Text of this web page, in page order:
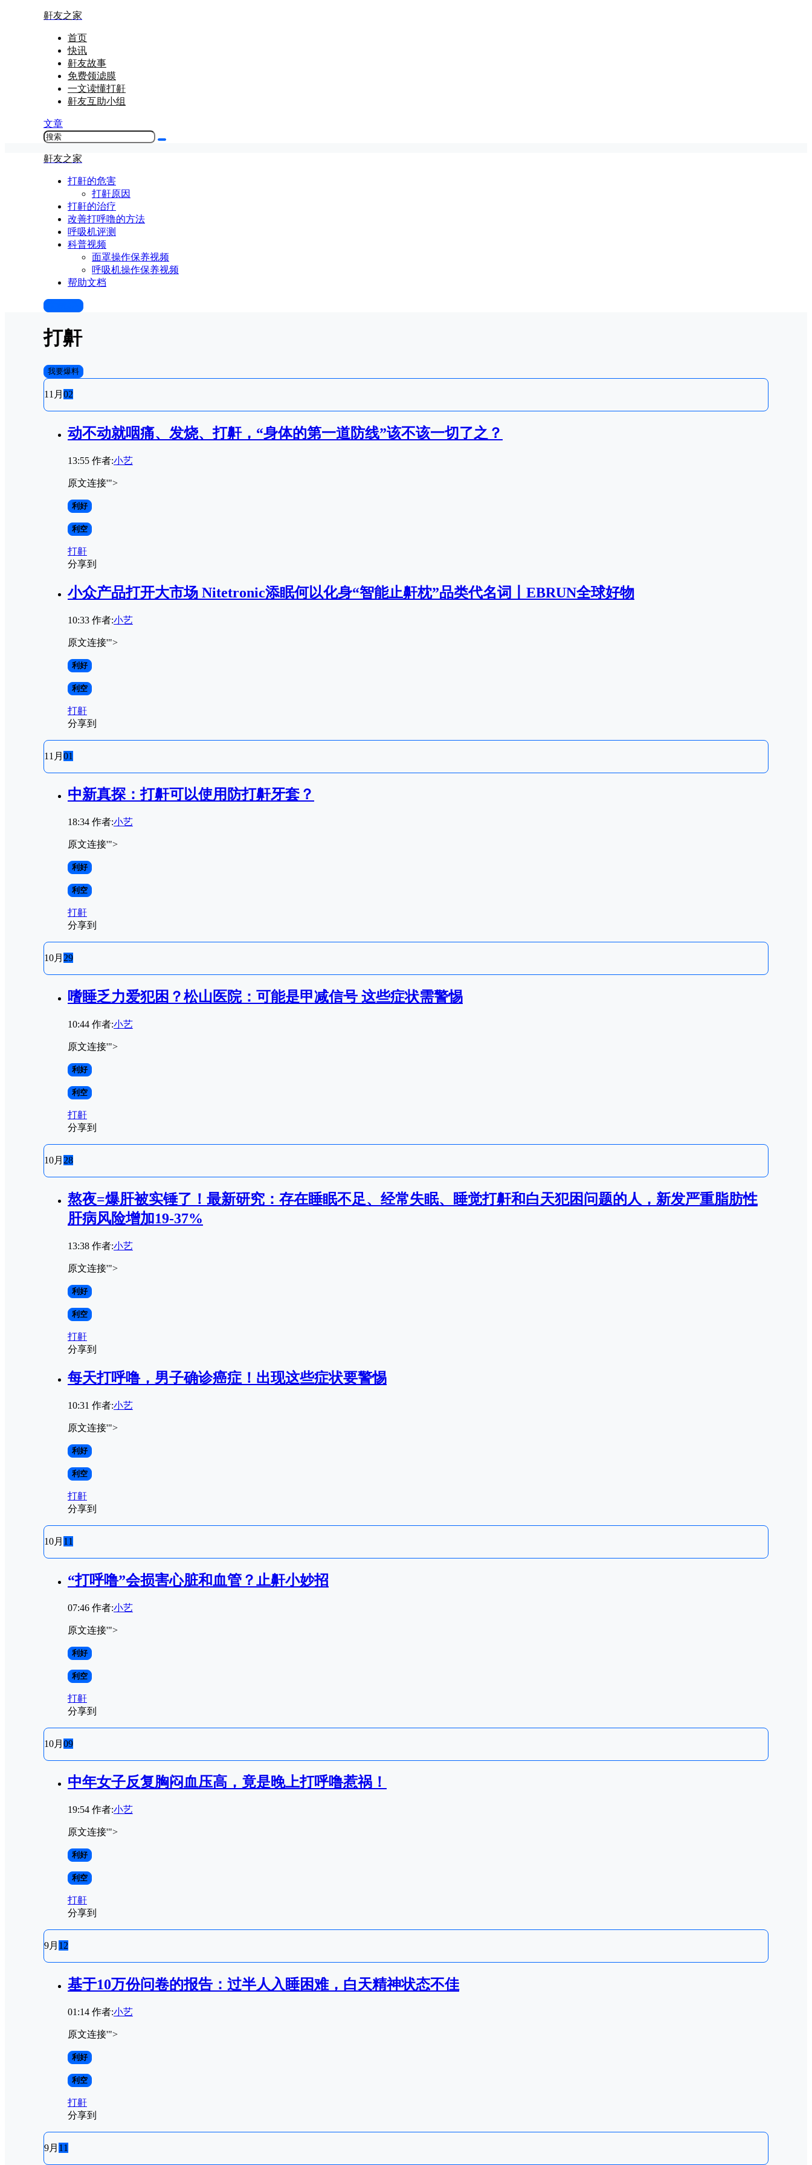
鼾友之家
首页
快讯
鼾友故事
免费领滤膜
一文读懂打鼾
鼾友互助小组
文章
鼾友之家
打鼾的危害
打鼾原因
打鼾的治疗
改善打呼噜的方法
呼吸机评测
科普视频
面罩操作保养视频
呼吸机操作保养视频
帮助文档
打鼾
我要爆料
11月 02
动不动就咽痛、发烧、打鼾，“身体的第一道防线”该不该一切了之？
13:55 作者:小艺
原文连接'">
利好
利空
打鼾
分享到
小众产品打开大市场 Nitetronic添眠何以化身“智能止鼾枕”品类代名词丨EBRUN全球好物
10:33 作者:小艺
原文连接'">
利好
利空
打鼾
分享到
11月 01
中新真探：打鼾可以使用防打鼾牙套？
18:34 作者:小艺
原文连接'">
利好
利空
打鼾
分享到
10月 29
嗜睡乏力爱犯困？松山医院：可能是甲减信号 这些症状需警惕
10:44 作者:小艺
原文连接'">
利好
利空
打鼾
分享到
10月 28
熬夜=爆肝被实锤了！最新研究：存在睡眠不足、经常失眠、睡觉打鼾和白天犯困问题的人，新发严重脂肪性
肝病风险增加19-37%
13:38 作者:小艺
原文连接'">
利好
利空
打鼾
分享到
每天打呼噜，男子确诊癌症！出现这些症状要警惕
10:31 作者:小艺
原文连接'">
利好
利空
打鼾
分享到
10月 11
“打呼噜”会损害心脏和血管？止鼾小妙招
07:46 作者:小艺
原文连接'">
利好
利空
打鼾
分享到
10月 09
中年女子反复胸闷血压高，竟是晚上打呼噜惹祸！
19:54 作者:小艺
原文连接'">
利好
利空
打鼾
分享到
9月 12
基于10万份问卷的报告：过半人入睡困难，白天精神状态不佳
01:14 作者:小艺
原文连接'">
利好
利空
打鼾
分享到
9月 11